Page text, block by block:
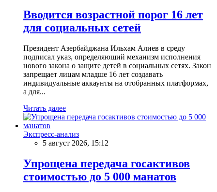
Вводится возрастной порог 16 лет
для социальных сетей
Президент Азербайджана Ильхам Алиев в среду
подписал указ, определяющий механизм исполнения
нового закона о защите детей в социальных сетях. Закон
запрещает лицам младше 16 лет создавать
индивидуальные аккаунты на отобранных платформах,
а для...
Читать далее
Экспресс-анализ
5 август 2026, 15:12
Упрощена передача госактивов
стоимостью до 5 000 манатов